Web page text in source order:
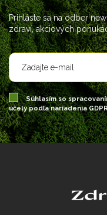
Prihláste sa na odber
zdraví, akciových
Súhlasím so
účely podľa nariadenia